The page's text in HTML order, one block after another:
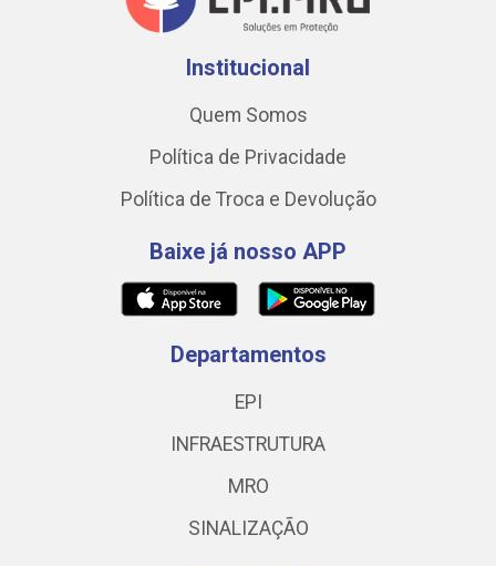
Institucional
Quem Somos
Política de Privacidade
Política de Troca e Devolução
Baixe já nosso APP
Departamentos
EPI
INFRAESTRUTURA
MRO
SINALIZAÇÃO